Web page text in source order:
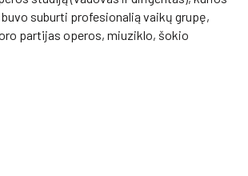
suburti profesionalią vaikų grupę,
partijas operos, miuziklo, šokio